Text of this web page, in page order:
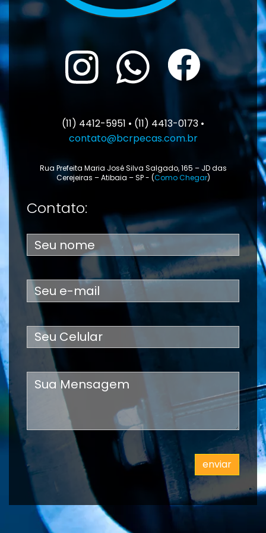
(11) 4412-5951 • (11) 4413-0173 •
contato@bcrpecas.com.br
Rua Prefeita Maria José Silva Salgado, 165 – JD das
Cerejeiras – Atibaia – SP - (Como Chegar)
Contato:
enviar